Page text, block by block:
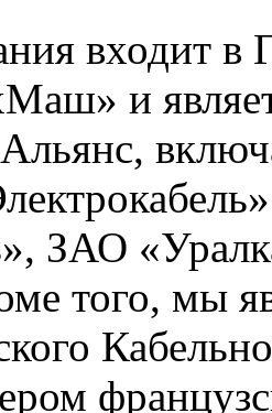
входит в
и
ЗАО
того, мы